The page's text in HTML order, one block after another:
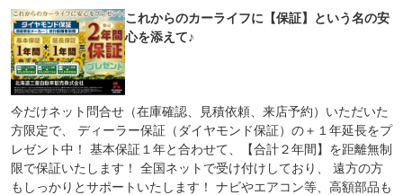
これからのカーライフに【保証】という名の安
心を添えて♪
今だけネット問合せ（在庫確認、見積依頼、来店予約）いただいた
方限定で、 ディーラー保証（ダイヤモンド保証）の＋１年延長をプ
レゼント中！ 基本保証１年と合わせて、【合計２年間】を距離無制
限で保証いたします！ 全国ネットで受け付けしており、 遠方の方
もしっかりとサポートいたします！ ナビやエアコン等、高額部品も